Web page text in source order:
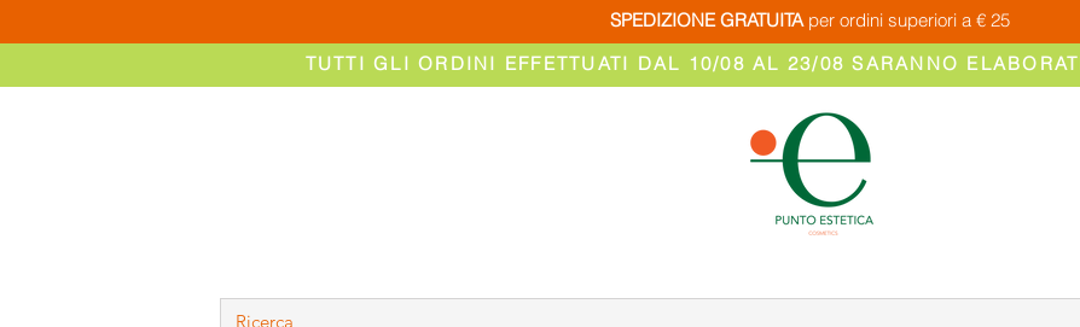
SPEDIZIONE GRATUITAper ordini superiori a € 25
TUTTI GLI ORDINI EFFETTUATI DAL 10/08 AL 23/08 SARANNO